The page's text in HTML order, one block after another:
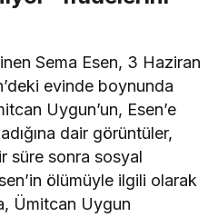
Sema Esen, 3 Haziran
evinde boynunda
Uygun’un, Esen’e
dair görüntüler,
süre sonra sosyal
ölümüyle ilgili olarak
Ümitcan Uygun